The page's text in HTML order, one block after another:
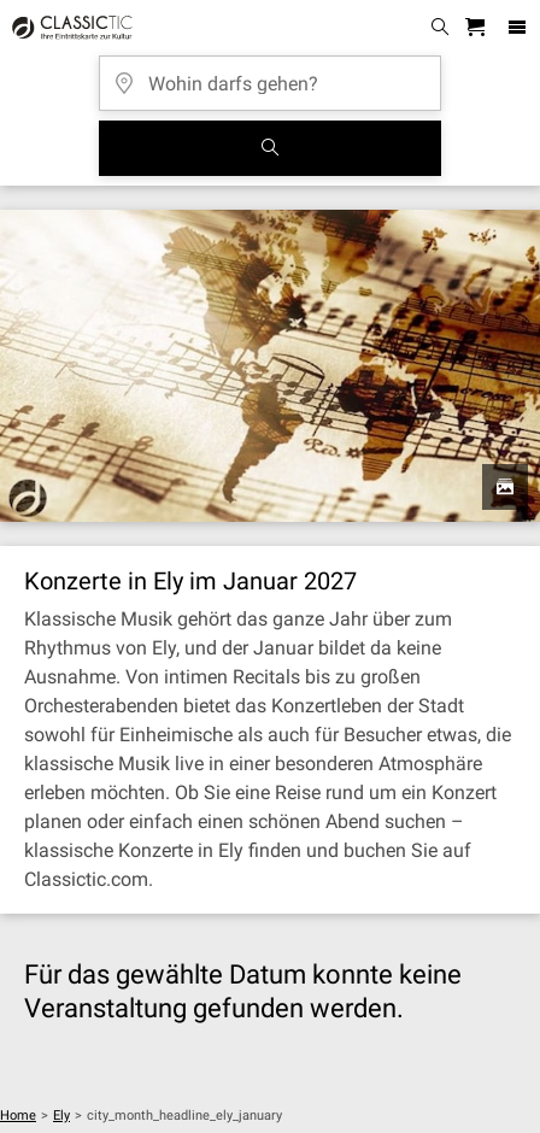
Konzerte in Ely im Januar 2027
Klassische Musik gehört das ganze Jahr über zum
Rhythmus von Ely, und der Januar bildet da keine
Ausnahme. Von intimen Recitals bis zu großen
Orchesterabenden bietet das Konzertleben der Stadt
sowohl für Einheimische als auch für Besucher etwas, die
klassische Musik live in einer besonderen Atmosphäre
erleben möchten. Ob Sie eine Reise rund um ein Konzert
planen oder einfach einen schönen Abend suchen –
klassische Konzerte in Ely finden und buchen Sie auf
Classictic.com.
Für das gewählte Datum konnte keine
Veranstaltung gefunden werden.
Home > Ely > city_month_headline_ely_january